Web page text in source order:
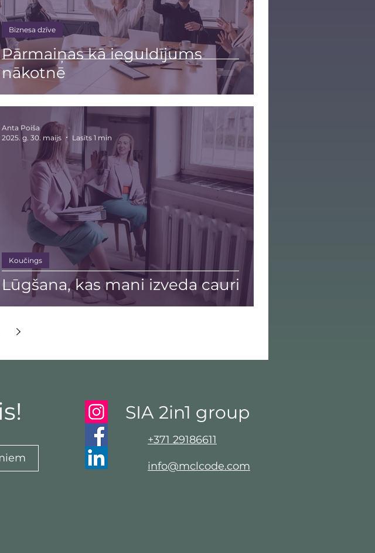
Pārmaiņas kā ieguldījums
nākotnē
Biznesa dzīve
Lūgšana, kas mani izveda cauri
Koučings
Anta Poiša
2025. g. 30. maijs
Lasīts 1 min
SIA 2in1 group​
+371 29186611
info@mclcode.com